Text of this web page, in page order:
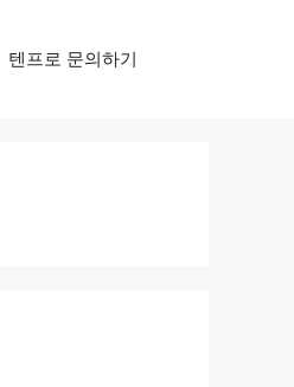
텐프로 문의하기